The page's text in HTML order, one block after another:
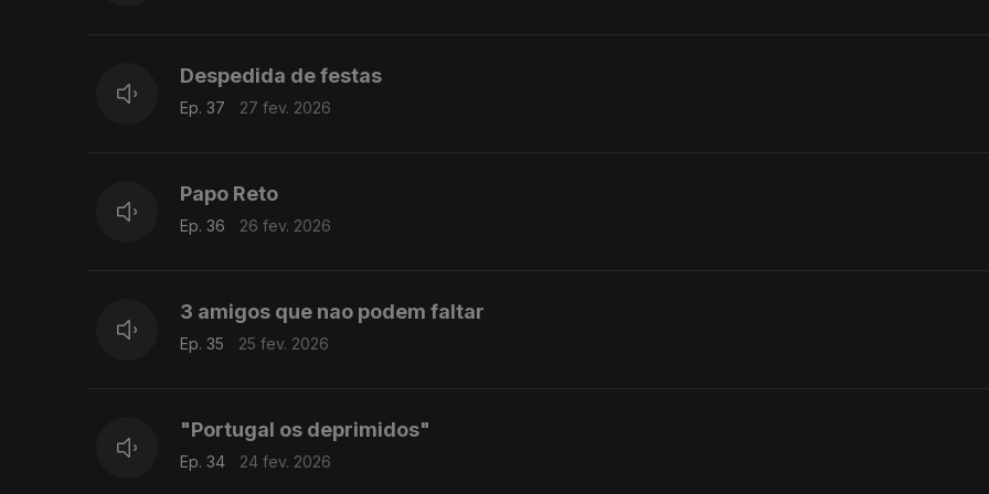
Despedida de festas
Ep. 37 27 fev. 2026
Papo Reto
Ep. 36 26 fev. 2026
3 amigos que nao podem faltar
Ep. 35 25 fev. 2026
"Portugal os deprimidos"
Ep. 34 24 fev. 2026